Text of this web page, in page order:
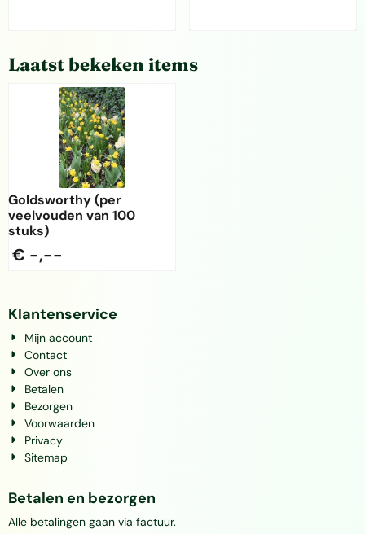
Laatst bekeken items
Goldsworthy (per
veelvouden van 100
stuks)
€ -,--
Klantenservice
Mijn account
Contact
Over ons
Betalen
Bezorgen
Voorwaarden
Privacy
Sitemap
Betalen en bezorgen
Alle betalingen gaan via factuur.